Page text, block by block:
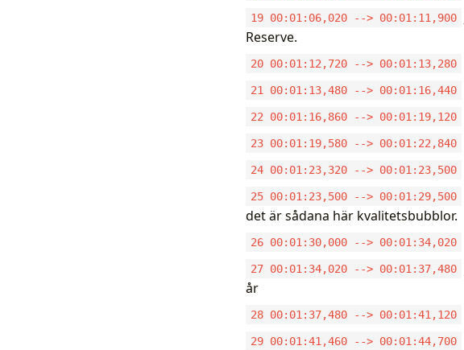
19 00:01:06,020 --> 00:01:11,900
Reserve.
20 00:01:12,720 --> 00:01:13,280
21 00:01:13,480 --> 00:01:16,440
22 00:01:16,860 --> 00:01:19,120
23 00:01:19,580 --> 00:01:22,840
24 00:01:23,320 --> 00:01:23,500
25 00:01:23,500 --> 00:01:29,500
det är sådana här kvalitetsbubblor.
26 00:01:30,000 --> 00:01:34,020
27 00:01:34,020 --> 00:01:37,480
år
28 00:01:37,480 --> 00:01:41,120
29 00:01:41,460 --> 00:01:44,700